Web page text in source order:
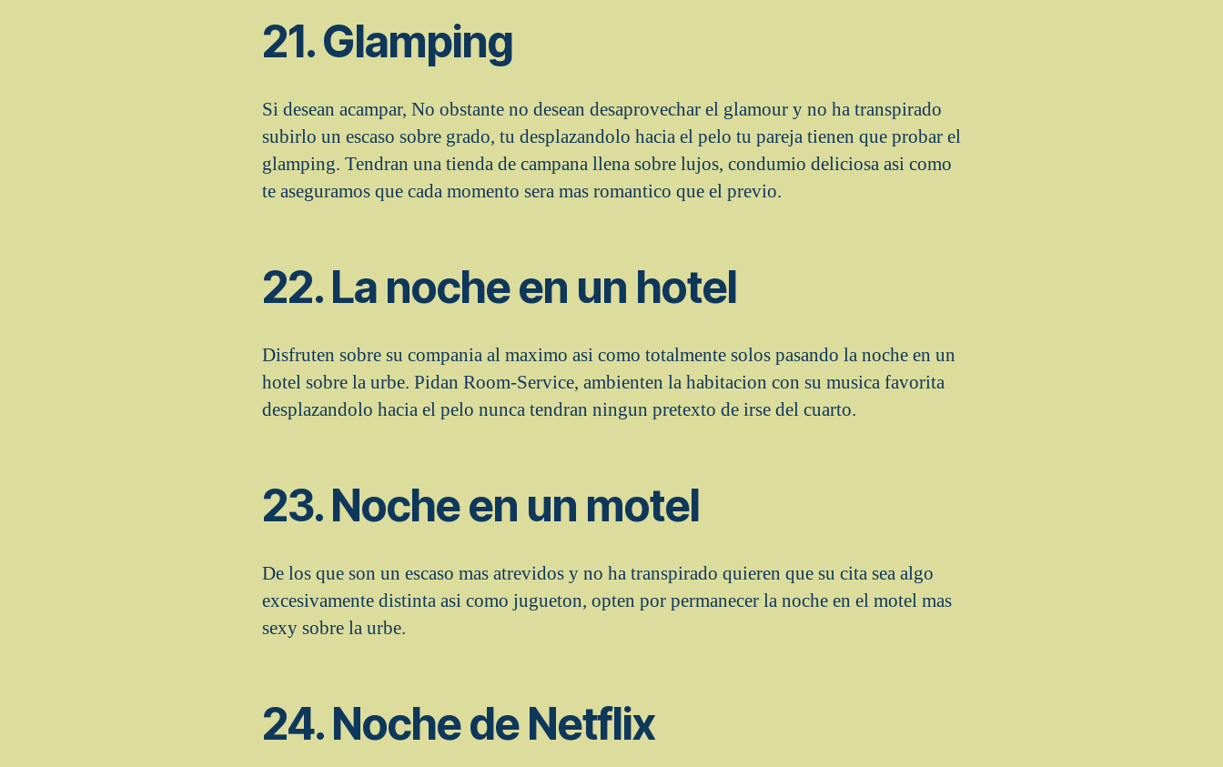
21. Glamping
Si desean acampar, No obstante no desean desaprovechar el glamour y no ha transpirado
subirlo un escaso sobre grado, tu desplazandolo hacia el pelo tu pareja tienen que probar el
glamping. Tendran una tienda de campana llena sobre lujos, condumio deliciosa asi­ como
te aseguramos que cada momento sera mas romantico que el previo.
22. La noche en un hotel
Disfruten sobre su compania al maximo asi­ como totalmente solos pasando la noche en un
hotel sobre la urbe. Pidan Room-Service, ambienten la habitacion con su musica favorita
desplazandolo hacia el pelo nunca tendran ningun pretexto de irse del cuarto.
23. Noche en un motel
De los que son un escaso mas atrevidos y no ha transpirado quieren que su cita sea algo
excesivamente distinta asi­ como jugueton, opten por permanecer la noche en el motel mas
sexy sobre la urbe.
24. Noche de Netflix